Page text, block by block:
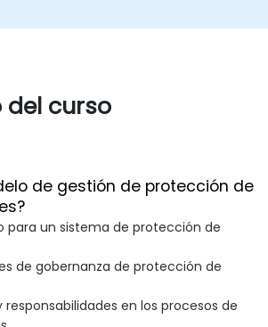
del curso
de gestión de protección de
para un sistema de protección de
de gobernanza de protección de
responsabilidades en los procesos de